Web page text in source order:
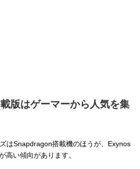
版はゲーマーから人気を集
はSnapdragon搭載機のほうが、Exynos
高い傾向があります。